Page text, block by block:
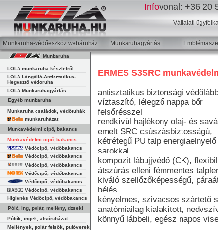
Infovonal: +36 20
Vállalati
Munkaruha-védőeszköz webáruház Munkaruhagyártás
Munkaruha
LOLA munkaruha készletről
LOLA Lángálló-Antisztatikus-
Hegesztő védoruha
LOLA Munkaruhagyártás
Egyéb munkaruha
Munkaruha családok, védőruhák
munkaruházat
Munkavédelmi cipő, bakancs
Munkavédelmi cipő, bakancs
Védőcipő, védőbakancs
Védőcipő, védőbakancs
Védőcipő, védőbakancs
Védőcipő, védőbakancs
Védőcipő, védőbakancs
Védőcipő, védőbakancs
Higiénés Védőcipő, védőbakancs
Póló, ing, polár, mellény, dzseki
Pólók, ingek, alsóruházat
Mellények, polár felsők, pulóverek
ERMES S3SRC
antisztatikus biztonsági
víztaszító, lélegző nappa bőr
felsőrésszel
rendkívül hajlékony olaj- és
emelt SRC csúszásbiztosságú,
kétrétegű PU talp energiaelnyelő
sarokkal
kompozit lábujjvédő (CK),
átszúrás elleni fémmentes
kiváló szellőzőképességű,
bélés
kényelmes, szivacsos szártető
anatómiailag kialakított,
könnyű lábbeli, egész napos